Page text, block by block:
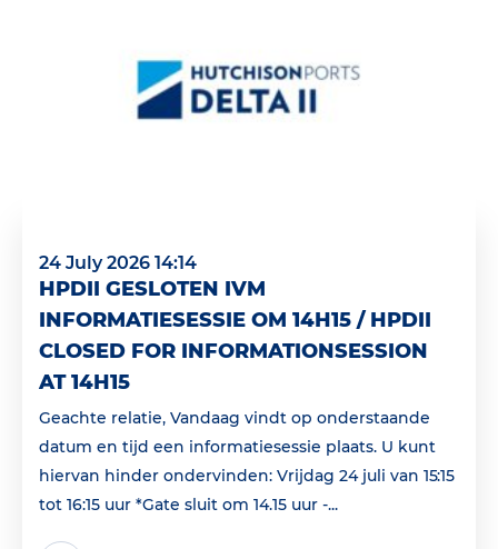
24 July 2026 14:14
HPDII GESLOTEN IVM
INFORMATIESESSIE OM 14H15 / HPDII
CLOSED FOR INFORMATIONSESSION
AT 14H15
Geachte relatie, Vandaag vindt op onderstaande
datum en tijd een informatiesessie plaats. U kunt
hiervan hinder ondervinden: Vrijdag 24 juli van 15:15
tot 16:15 uur *Gate sluit om 14.15 uur -...